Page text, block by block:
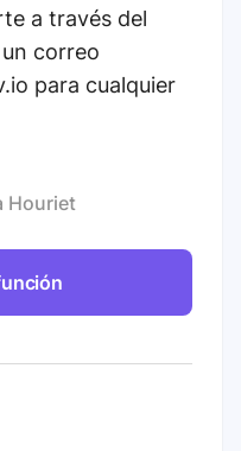
a través del
correo
para cualquier
Houriet